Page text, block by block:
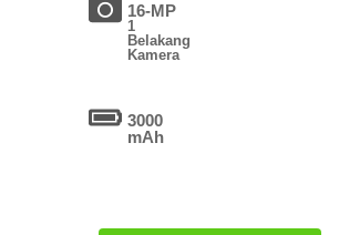
16-MP
1
Belakang
Kamera
3000
mAh